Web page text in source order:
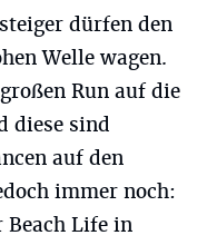
dürfen den
Welle wagen.
Run auf die
diese sind
auf den
immer noch:
Beach Life in